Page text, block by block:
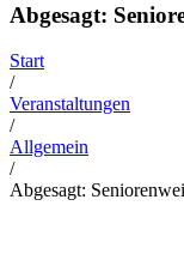
Abgesagt:
Start
/
Veranstaltungen
/
Allgemein
/
Abgesagt: